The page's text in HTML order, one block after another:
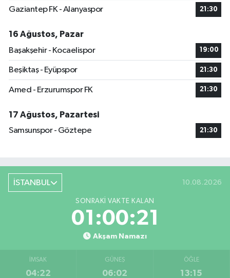
Gaziantep FK - Alanyaspor 21:30
16 Ağustos, Pazar
Başakşehir - Kocaelispor
19:00
Beşiktaş - Eyüpspor 21:30
Amed - Erzurumspor FK 21:30
17 Ağustos, Pazartesi
Samsunspor - Göztepe
21:30
İSTANBUL 10.08.2026
SONRAKI VAKTE KALAN
01:00:21
Akşam Namazı
İMSAK
04:22
GÜNEŞ
06:02
ÖĞLE
13:15